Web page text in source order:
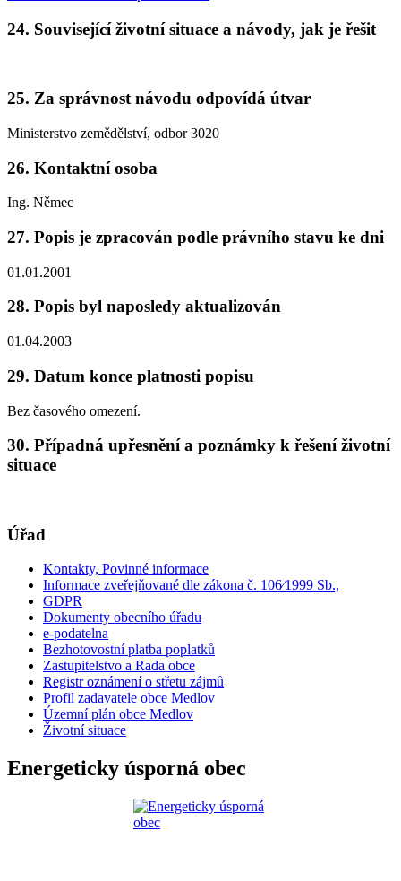
24. Související životní situace a návody, jak je řešit
25. Za správnost návodu odpovídá útvar
Ministerstvo zemědělství, odbor 3020
26. Kontaktní osoba
Ing. Němec
27. Popis je zpracován podle právního stavu ke dni
01.01.2001
28. Popis byl naposledy aktualizován
01.04.2003
29. Datum konce platnosti popisu
Bez časového omezení.
30. Případná upřesnění a poznámky k řešení životní
situace
Úřad
Kontakty, Povinné informace
Informace zveřejňované dle zákona č. 106⁄1999 Sb.,
GDPR
Dokumenty obecního úřadu
e-podatelna
Bezhotovostní platba poplatků
Zastupitelstvo a Rada obce
Registr oznámení o střetu zájmů
Profil zadavatele obce Medlov
Územní plán obce Medlov
Životní situace
Energeticky úsporná obec